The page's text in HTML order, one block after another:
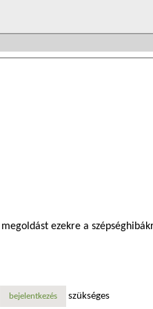
ezekre a
bejelentkezés szükséges